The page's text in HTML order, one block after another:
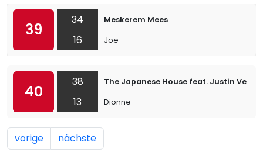
39
34
16
Meskerem Mees
Joe
40
38
13
The Japanese House feat. Justin
Dionne
vorige nächste